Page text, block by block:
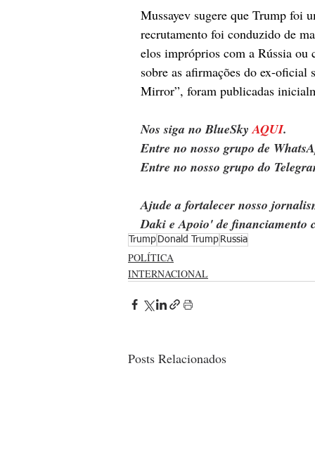
Mussayev sugere que Trump foi
recrutamento foi conduzido de
elos impróprios com a Rússia
sobre as afirmações do ex-
Mirror”, foram publicadas
Nos siga no BlueSky AQUI.
Entre no nosso grupo de
Entre no nosso grupo do
Ajude a fortalecer nosso
Daki e Apoio' de
Trump Donald Trump Russia
POLÍTICA
INTERNACIONAL
Posts Relacionados